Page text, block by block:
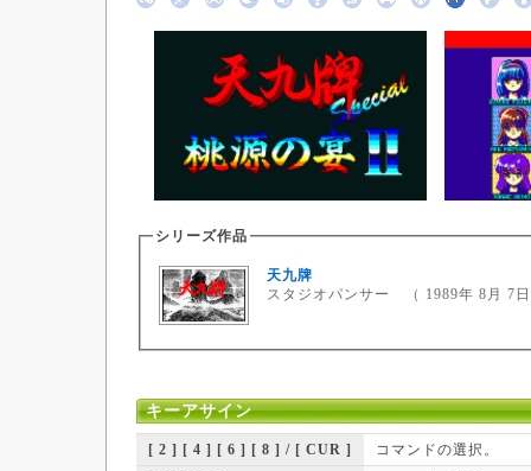
シリーズ作品
天九牌
スタジオパンサー （ 1989年 8月 7
キーアサイン
[ 2 ] [ 4 ] [ 6 ] [ 8 ] / [ CUR ]
コマンドの選択。